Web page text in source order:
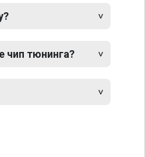
чип тюнинга?